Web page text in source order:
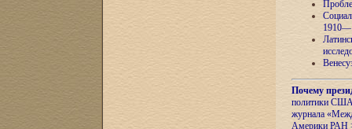
Почему
политики США
журнала
Америки РАН